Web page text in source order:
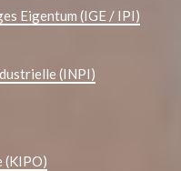
Eigentum (IGE / IPI)
(INPI)
(KIPO)